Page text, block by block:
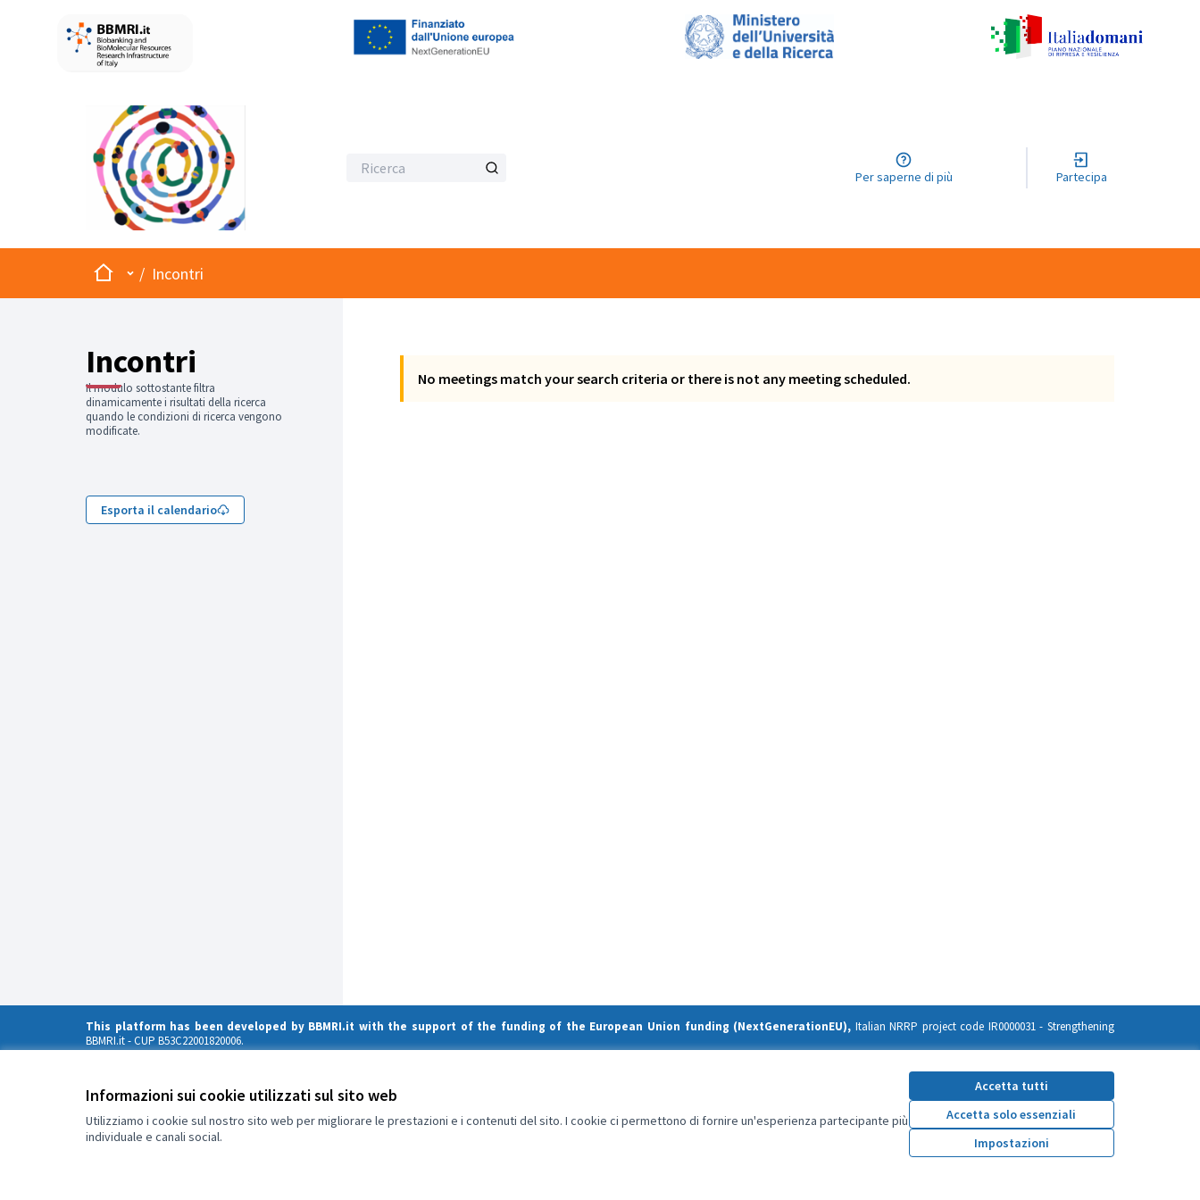
Informazioni sui cookie utilizzati sul sito web
Utilizziamo i cookie sul nostro sito web per migliorare le prestazioni e i contenuti del sito. I cookie ci permettono di fornire un'esperienza partecipante più
individuale e canali social.
Accetta tutti
Accetta solo essenziali
Impostazioni
Per saperne di più Partecipa
HomeMenù principale
/ Incontri
Incontri
Il modulo sottostante filtra
dinamicamente i risultati della ricerca
quando le condizioni di ricerca vengono
modificate.
Esporta il calendario
No meetings match your search criteria or there is not any meeting scheduled.
This platform has been developed by BBMRI.it with the support of the funding of the European Union funding (NextGenerationEU), Italian NRRP project code IR0000031 -Strengthening
BBMRI.it- CUP B53C22001820006.
Strengthening BBMRI.it is funded by the European Union – NextGenerationEU.
Views and opinions expressed are those of the author(s) only and do not necessarily reflect those of the European Union or the European Commission. Neither the European Union nor the European Commission